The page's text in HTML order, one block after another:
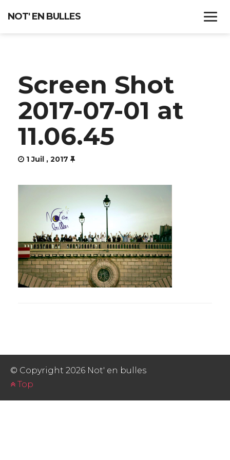
NOT' EN BULLES
QUI SOMMES-NOUS ?
CHEF DE CHOEUR
RÉPERTOIRE
CONCERTS
Screen Shot
2017-07-01 at
11.06.45
1 Juil , 2017
© Copyright 2026 Not' en bulles
Top